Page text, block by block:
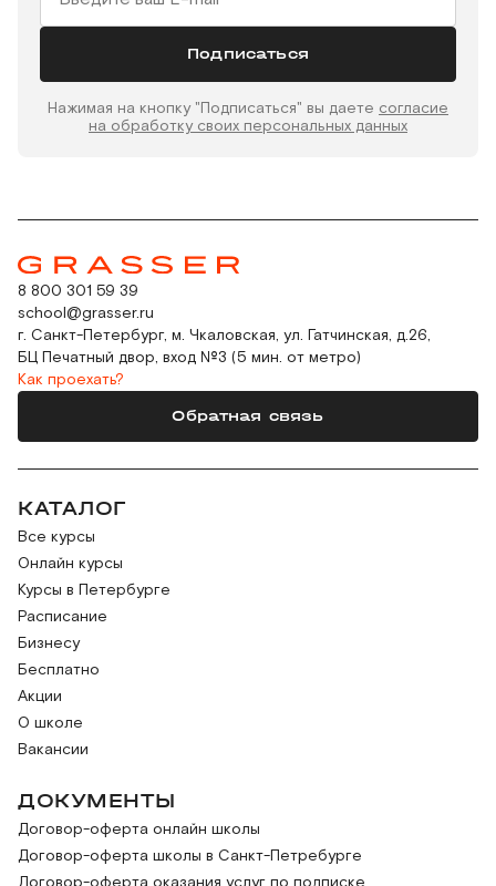
Подписаться
Нажимая на кнопку "Подписаться" вы даете согласие
на обработку своих персональных данных
8 800 301 59 39
school@grasser.ru
г. Санкт-Петербург, м. Чкаловская, ул. Гатчинская, д.26,
БЦ Печатный двор, вход №3 (5 мин. от метро)
Как проехать?
Обратная связь
КАТАЛОГ
Все курсы
Онлайн курсы
Курсы в Петербурге
Расписание
Бизнесу
Бесплатно
Акции
О школе
Вакансии
ДОКУМЕНТЫ
Договор-оферта онлайн школы
Договор-оферта школы в Санкт-Петребурге